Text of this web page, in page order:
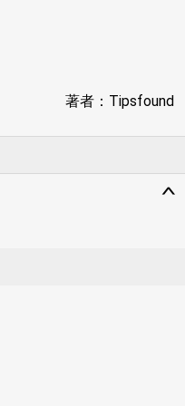
著者：Tipsfound
∨